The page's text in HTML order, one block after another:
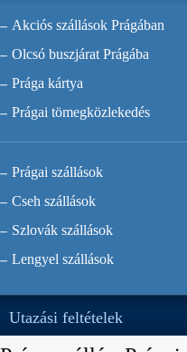
Akciós szállások Prágában
Olcsó buszjárat Prágába
Prága kártya
Prágai tömegközlekedés
Prágai szállások
Cseh szállások
Szlovák szállások
Lengyel szállások
Utazási feltételek